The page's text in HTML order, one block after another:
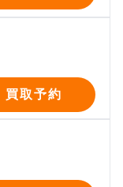
買取予約